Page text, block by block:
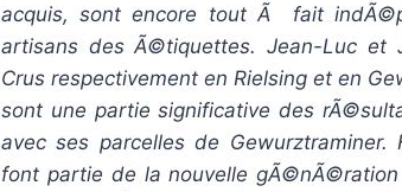
acquis, sont encore tout Ã fait
artisans des Ã©tiquettes. Jean-Luc et
Crus respectivement en Rielsing et en
sont une partie significative des
avec ses parcelles de
font partie de la nouvelle